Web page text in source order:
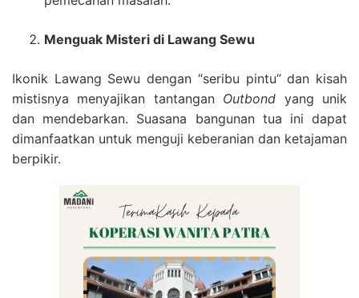
Menguak Misteri di Lawang Sewu
Ikonik Lawang Sewu dengan “seribu pintu” dan kisah
mistisnya menyajikan tantangan Outbond yang unik
dan mendebarkan. Suasana bangunan tua ini dapat
dimanfaatkan untuk menguji keberanian dan ketajaman
berpikir.